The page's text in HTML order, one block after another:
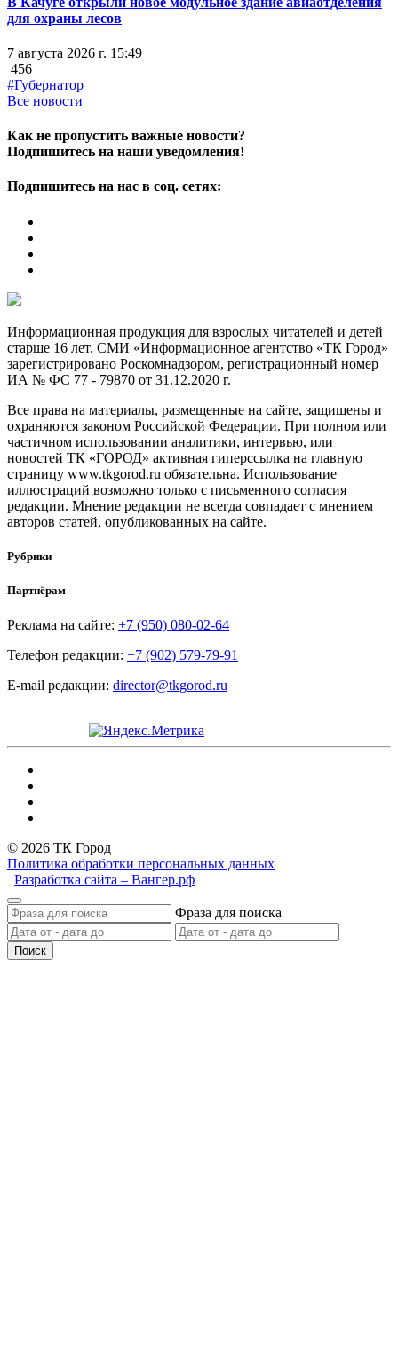
для охраны лесов
7 августа 2026 г. 15:49
456
#Губернатор
Все новости
Как не пропустить важные новости?
Подпишитесь на наши уведомления!
Подпишитесь на нас в соц. сетях:
Информационная продукция для взрослых читателей и детей
старше 16 лет. СМИ «Информационное агентство «ТК Город»
зарегистрировано Роскомнадзором, регистрационный номер
ИА № ФС 77 - 79870 от 31.12.2020 г.
Все права на материалы, размещенные на сайте, защищены и
охраняются законом Российской Федерации. При полном или
частичном использовании аналитики, интервью, или
новостей ТК «ГОРОД» активная гиперссылка на главную
страницу www.tkgorod.ru обязательна. Использование
иллюстраций возможно только с письменного согласия
редакции. Мнение редакции не всегда совпадает с мнением
авторов статей, опубликованных на сайте.
Рубрики
Партнёрам
Реклама на сайте: +7 (950) 080-02-64
Телефон редакции: +7 (902) 579-79-91
E-mail редакции: director@tkgorod.ru
© 2026 ТК Город
Политика обработки персональных данных
Разработка сайта – Вангер.рф
Фраза для поиска
Поиск